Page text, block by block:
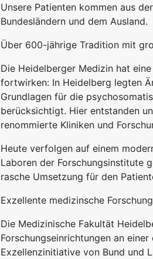
Unsere Patienten kommen aus
Bundesländern und dem Ausland.
Über 600-jährige Tradition mit
Die Heidelberger Medizin hat
fortwirken: In Heidelberg legten
Grundlagen für die
berücksichtigt. Hier entstanden
renommierte Kliniken und
Heute verfolgen auf einem
Laboren der Forschungsinstitute
rasche Umsetzung für den
Exzellente medizinsche
Die Medizinische Fakultät
Forschungseinrichtungen an
Exzellenzinitiative von Bund und